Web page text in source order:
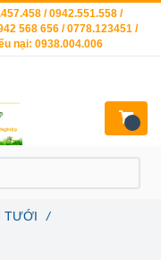
TƯỚI
/
/ 0942.551.558 /
568 656 / 0778.123451 /
nại: 0938.004.006